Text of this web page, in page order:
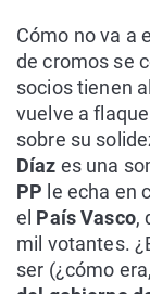
Cómo no va a
de cromos se
socios tienen
vuelve a
sobre su
Díaz es una
PP le echa en
el País Vasco,
mil votantes.
ser (¿cómo